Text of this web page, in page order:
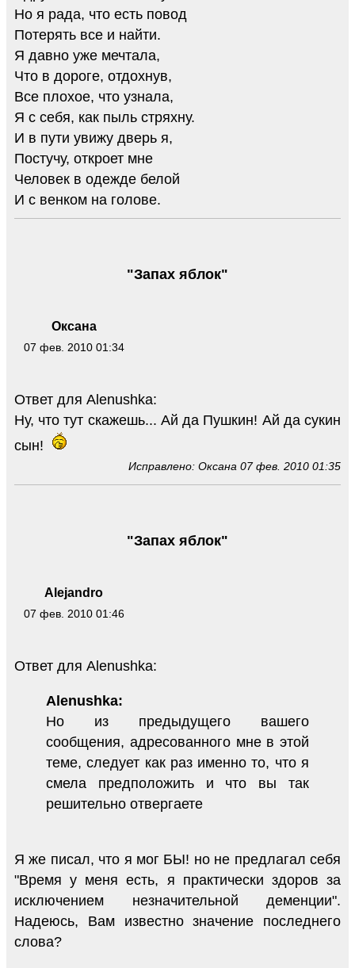
Но я рада, что есть повод
Потерять все и найти.
Я давно уже мечтала,
Что в дороге, отдохнув,
Все плохое, что узнала,
Я с себя, как пыль стряхну.
И в пути увижу дверь я,
Постучу, откроет мне
Человек в одежде белой
И с венком на голове.
Оксана
07 фев. 2010 01:34
"Запах яблок"
Ответ для Alenushka:
Ну, что тут скажешь... Ай да Пушкин! Ай да сукин
сын!
Исправлено: Оксана 07 фев. 2010 01:35
Alejandro
07 фев. 2010 01:46
"Запах яблок"
Ответ для Alenushka:
Alenushka:
Но из предыдущего вашего
сообщения, адресованного мне в этой
теме, следует как раз именно то, что я
смела предположить и что вы так
решительно отвергаете
Я же писал, что я мог БЫ! но не предлагал себя
"Время у меня есть, я практически здоров за
исключением незначительной деменции".
Надеюсь, Вам известно значение последнего
слова?